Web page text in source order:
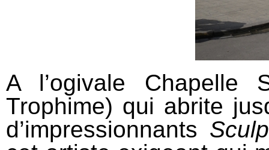
A l’ogivale Chapelle
Trophime) qui abrite
d’impressionnants